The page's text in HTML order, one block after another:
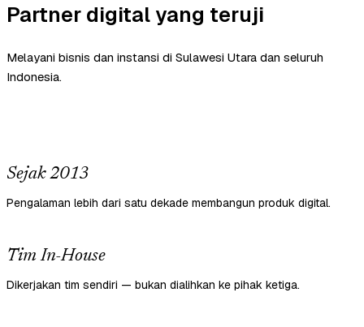
Partner digital yang teruji
Melayani bisnis dan instansi di Sulawesi Utara dan seluruh
Indonesia.
Sejak 2013
Pengalaman lebih dari satu dekade membangun produk digital.
Tim In-House
Dikerjakan tim sendiri — bukan dialihkan ke pihak ketiga.